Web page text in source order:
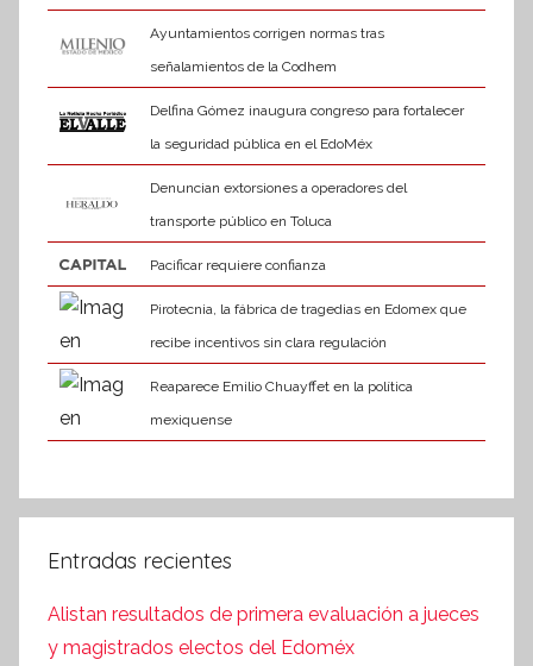
Ayuntamientos corrigen normas tras
señalamientos de la Codhem
Delfina Gómez inaugura congreso para fortalecer
la seguridad pública en el EdoMéx
Denuncian extorsiones a operadores del
transporte público en Toluca
Pacificar requiere confianza
Pirotecnia, la fábrica de tragedias en Edomex que
recibe incentivos sin clara regulación
Reaparece Emilio Chuayffet en la política
mexiquense
Entradas recientes
Alistan resultados de primera evaluación a jueces
y magistrados electos del Edoméx